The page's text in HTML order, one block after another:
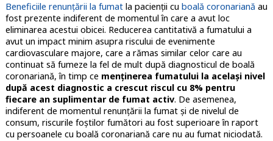
Beneficiile renunțării la fumatla pacienţii cu boală coronariană au
fost prezente indiferent de momentul în care a avut loc
eliminarea acestui obicei. Reducerea cantitativă a fumatului a
avut un impact minim asupra riscului de evenimente
cardiovasculare majore, care a rămas similar celor care au
continuat să fumeze la fel de mult după diagnosticul de boală
coronariană, în timp ce menținerea fumatului la același nivel
după acest diagnostic a crescut riscul cu 8% pentru
fiecare an suplimentar de fumat activ. De asemenea,
indiferent de momentul renunțării la fumat și de nivelul de
consum, riscurile foștilor fumători au fost superioare în raport
cu persoanele cu boală coronariană care nu au fumat niciodată.